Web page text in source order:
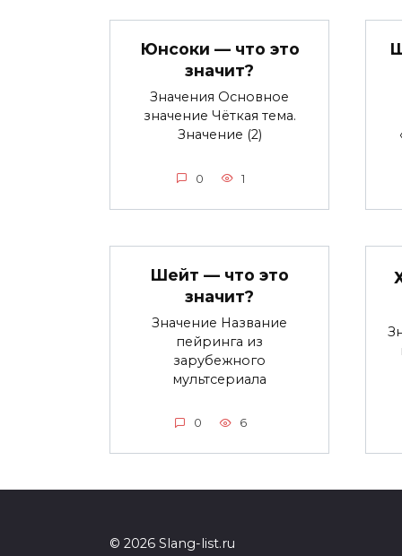
Юнсоки — что это
значит?
Значения Основное
значение Чёткая тема.
Значение (2)
0 1
Шейт — что это
значит?
Значение Название
пейринга из
зарубежного
мультсериала
0 6
© 2026 Slang-list.ru